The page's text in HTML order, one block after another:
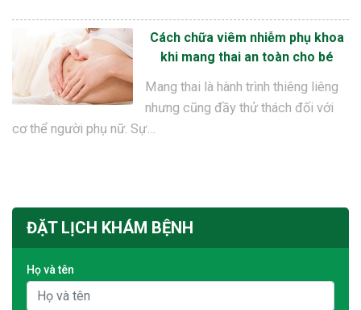
Cách chữa viêm nhiễm phụ khoa
khi mang thai an toàn cho bé
Mang thai là hành trình thiêng liêng
nhưng cũng đầy thử thách đối với
cơ thể người phụ nữ. Sự…
ĐẶT LỊCH KHÁM BỆNH
Họ và tên